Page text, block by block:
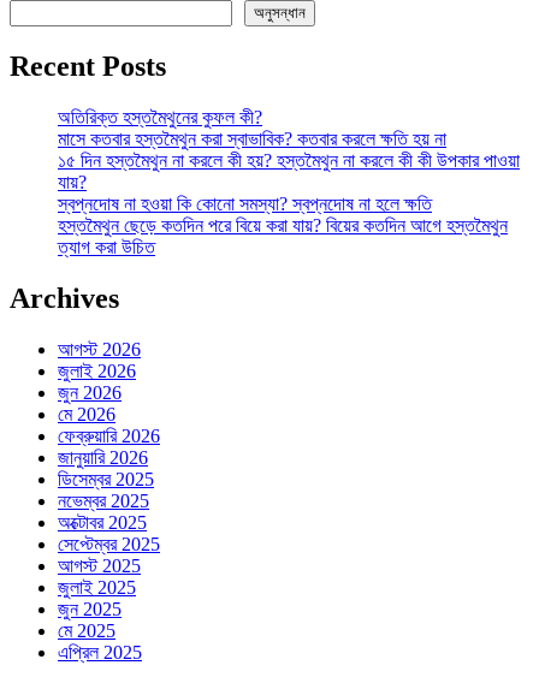
অনুসন্ধান
Recent Posts
অতিরিক্ত হস্তমৈথুনের কুফল কী?
মাসে কতবার হস্তমৈথুন করা স্বাভাবিক? কতবার করলে ক্ষতি হয় না
১৫ দিন হস্তমৈথুন না করলে কী হয়? হস্তমৈথুন না করলে কী কী উপকার পাওয়া
যায়?
স্বপ্নদোষ না হওয়া কি কোনো সমস্যা? স্বপ্নদোষ না হলে ক্ষতি
হস্তমৈথুন ছেড়ে কতদিন পরে বিয়ে করা যায়? বিয়ের কতদিন আগে হস্তমৈথুন
ত্যাগ করা উচিত
Archives
আগস্ট 2026
জুলাই 2026
জুন 2026
মে 2026
ফেব্রুয়ারি 2026
জানুয়ারি 2026
ডিসেম্বর 2025
নভেম্বর 2025
অক্টোবর 2025
সেপ্টেম্বর 2025
আগস্ট 2025
জুলাই 2025
জুন 2025
মে 2025
এপ্রিল 2025